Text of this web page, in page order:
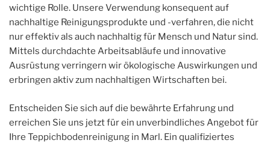
wichtige Rolle. Unsere Verwendung konsequent auf
nachhaltige Reinigungsprodukte und -verfahren, die nicht
nur effektiv als auch nachhaltig für Mensch und Natur sind.
Mittels durchdachte Arbeitsabläufe und innovative
Ausrüstung verringern wir ökologische Auswirkungen und
erbringen aktiv zum nachhaltigen Wirtschaften bei.
Entscheiden Sie sich auf die bewährte Erfahrung und
erreichen Sie uns jetzt für ein unverbindliches Angebot für
Ihre Teppichbodenreinigung in Marl. Ein qualifiziertes